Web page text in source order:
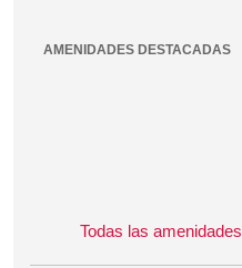
AMENIDADES DESTACADAS
Todas las amenidades